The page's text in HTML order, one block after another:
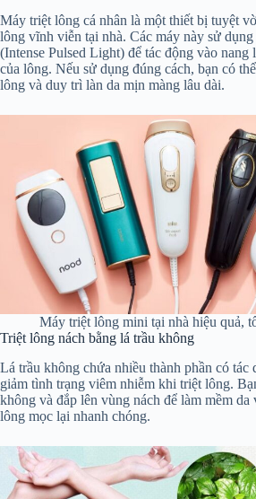
Máy triệt lông cá nhân là một thiết bị tuyệt
lông vĩnh viễn tại nhà. Các máy này sử
(Intense Pulsed Light) để tác động vào nang
của lông. Nếu sử dụng đúng cách, bạn có
lông và duy trì làn da mịn màng lâu dài.
Máy triệt lông mini tại nhà hiệu quả,
Triệt lông nách bằng lá trầu không
Lá trầu không chứa nhiều thành phần có tác
giảm tình trạng viêm nhiễm khi triệt lông.
không và đắp lên vùng nách để làm mềm da
lông mọc lại nhanh chóng.